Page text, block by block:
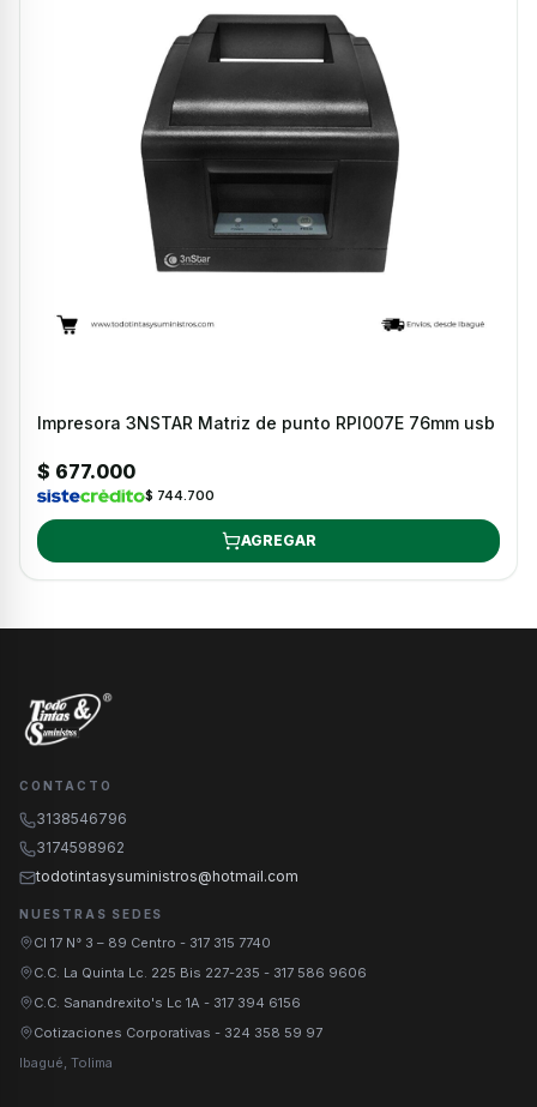
Impresora 3NSTAR Matriz de punto RPI007E 76mm usb
$ 677.000
$ 744.700
AGREGAR
CONTACTO
3138546796
3174598962
todotintasysuministros@hotmail.com
NUESTRAS SEDES
Cl 17 N° 3 – 89 Centro - 317 315 7740
C.C. La Quinta Lc. 225 Bis 227-235 - 317 586 9606
C.C. Sanandrexito's Lc 1A - 317 394 6156
Cotizaciones Corporativas - 324 358 59 97
Ibagué, Tolima